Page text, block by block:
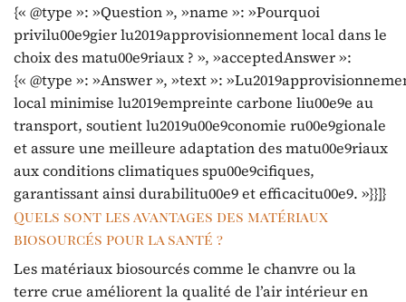
{« @type »: »Question », »name »: »Pourquoi
privilu00e9gier lu2019approvisionnement local dans le
choix des matu00e9riaux ? », »acceptedAnswer »:
{« @type »: »Answer », »text »:
local minimise lu2019empreinte carbone liu00e9e au
transport, soutient lu2019u00e9conomie ru00e9gionale
et assure une meilleure adaptation des matu00e9riaux
aux conditions climatiques spu00e9cifiques,
garantissant ainsi durabilitu00e9 et efficacitu00e9. »}}]}
Quels sont les avantages des matériaux
biosourcés pour la santé ?
Les matériaux biosourcés comme le chanvre ou la
terre crue améliorent la qualité de l’air intérieur en